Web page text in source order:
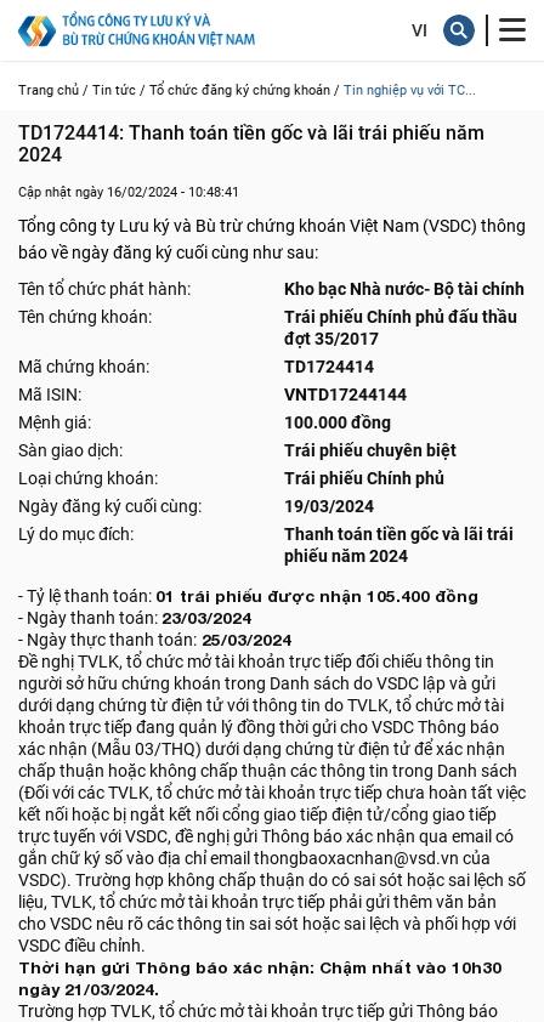
Trang chủ / Tin tức / Tổ chức đăng ký chứng khoán / Tin nghiệp vụ với TC...
TD1724414: Thanh toán tiền gốc và lãi trái phiếu năm
2024
Cập nhật ngày 16/02/2024 - 10:48:41
Tổng công ty Lưu ký và Bù trừ chứng khoán Việt Nam (VSDC) thông
báo về ngày đăng ký cuối cùng như sau:
Tên tổ chức phát hành:
Kho bạc Nhà nước- Bộ tài chính
Tên chứng khoán:
Trái phiếu Chính phủ đấu thầu
đợt 35/2017
Mã chứng khoán:
TD1724414
Mã ISIN:
VNTD17244144
Mệnh giá:
100.000 đồng
Sàn giao dịch:
Trái phiếu chuyên biệt
Loại chứng khoán:
Trái phiếu Chính phủ
Ngày đăng ký cuối cùng:
19/03/2024
Lý do mục đích:
Thanh toán tiền gốc và lãi trái
phiếu năm 2024
- Tỷ lệ thanh toán: 01 trái phiếu được nhận 105.400 đồng
- Ngày thanh toán: 23/03/2024
- Ngày thực thanh toán: 25/03/2024
Đề nghị TVLK, tổ chức mở tài khoản trực tiếp đối chiếu thông tin
người sở hữu chứng khoán trong Danh sách do VSDC lập và gửi
dưới dạng chứng từ điện tử với thông tin do TVLK, tổ chức mở tài
khoản trực tiếp đang quản lý đồng thời gửi cho VSDC Thông báo
xác nhận (Mẫu 03/THQ) dưới dạng chứng từ điện tử để xác nhận
chấp thuận hoặc không chấp thuận các thông tin trong Danh sách
(Đối với các TVLK, tổ chức mở tài khoản trực tiếp chưa hoàn tất việc
kết nối hoặc bị ngắt kết nối cổng giao tiếp điện tử/cổng giao tiếp
trực tuyến với VSDC, đề nghị gửi Thông báo xác nhận qua email có
gắn chữ ký số vào địa chỉ email thongbaoxacnhan@vsd.vn của
VSDC). Trường hợp không chấp thuận do có sai sót hoặc sai lệch số
liệu, TVLK, tổ chức mở tài khoản trực tiếp phải gửi thêm văn bản
cho VSDC nêu rõ các thông tin sai sót hoặc sai lệch và phối hợp với
VSDC điều chỉnh.
Thời hạn gửi Thông báo xác nhận: Chậm nhất vào 10h30
ngày 21/03/2024.
Trường hợp TVLK, tổ chức mở tài khoản trực tiếp gửi Thông báo